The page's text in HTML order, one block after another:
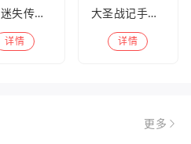
兽王迷失传奇高爆版
详情
大圣战记手游官方版
详情
更多